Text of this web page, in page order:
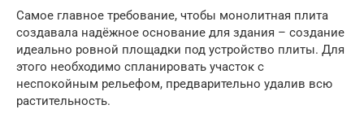
Самое главное требование, чтобы монолитная плита
создавала надёжное основание для здания – создание
идеально ровной площадки под устройство плиты. Для
этого необходимо спланировать участок с
неспокойным рельефом, предварительно удалив всю
растительность.